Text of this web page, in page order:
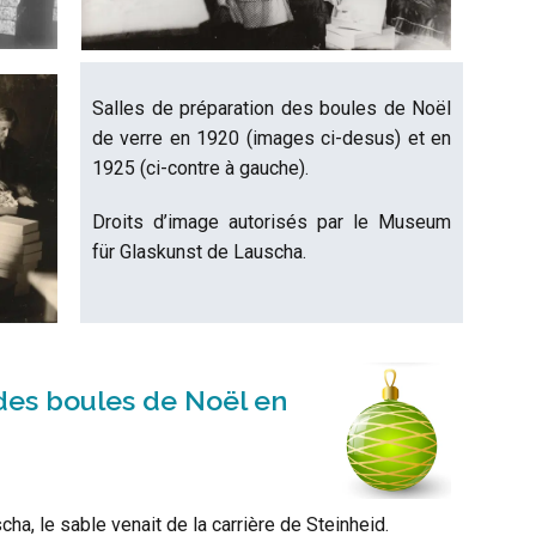
Salles de préparation des boules de Noël
de verre en 1920 (images ci-desus) et en
1925 (ci-contre à gauche).
Droits d’image autorisés par le Museum
für Glaskunst de Lauscha.
boules de Noël en
le sable venait de la carrière de Steinheid.